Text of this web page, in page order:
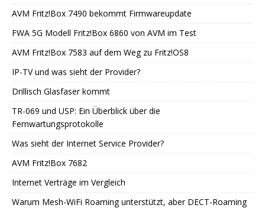
AVM Fritz!Box 7490 bekommt Firmwareupdate
FWA 5G Modell Fritz!Box 6860 von AVM im Test
AVM Fritz!Box 7583 auf dem Weg zu Fritz!OS8
IP-TV und was sieht der Provider?
Drillisch Glasfaser kommt
TR-069 und USP: Ein Überblick über die
Fernwartungsprotokolle
Was sieht der Internet Service Provider?
AVM Fritz!Box 7682
Internet Verträge im Vergleich
Warum Mesh-WiFi Roaming unterstützt, aber DECT-Roaming